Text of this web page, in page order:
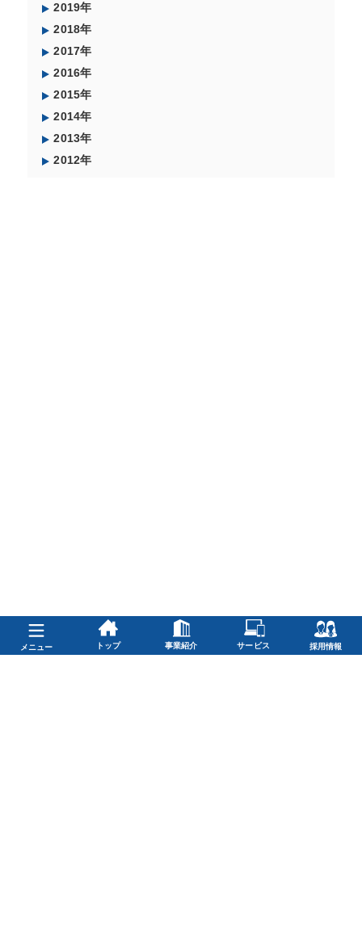
2019年
2018年
2017年
2016年
2015年
2014年
2013年
2012年
メニュー トップ 事業紹介 サービス 採用情報